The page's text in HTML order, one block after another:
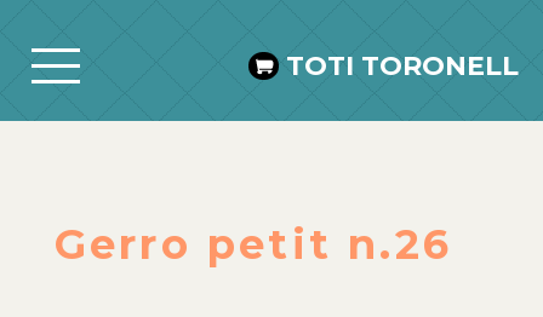
TOTI TORONELL
Gerro petit n.26